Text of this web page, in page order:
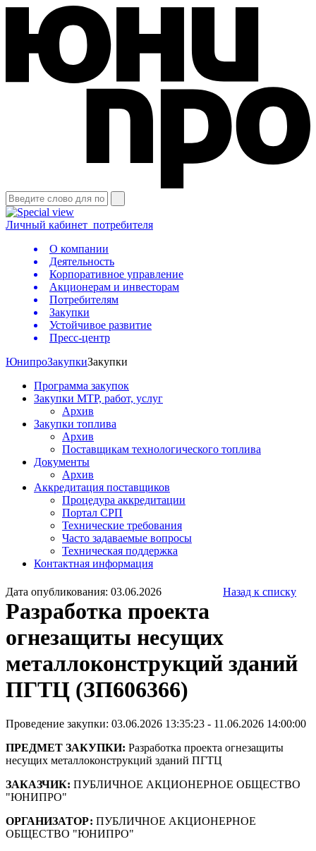
Личный кабинет потребителя
О компании
Деятельность
Корпоративное управление
Акционерам и инвесторам
Потребителям
Закупки
Устойчивое развитие
Пресс-центр
ЮнипроЗакупкиЗакупки
Программа закупок
Закупки МТР, работ, услуг
Архив
Закупки топлива
Архив
Поставщикам технологического топлива
Документы
Архив
Аккредитация поставщиков
Процедура аккредитации
Портал СРП
Технические требования
Часто задаваемые вопросы
Техническая поддержка
Контактная информация
Дата опубликования: 03.06.2026 Назад к списку
Разработка проекта
огнезащиты несущих
металлоконструкций зданий
ПГТЦ (ЗП606366)
Проведение закупки: 03.06.2026 13:35:23 - 11.06.2026 14:00:00
ПРЕДМЕТ ЗАКУПКИ: Разработка проекта огнезащиты
несущих металлоконструкций зданий ПГТЦ
ЗАКАЗЧИК: ПУБЛИЧНОЕ АКЦИОНЕРНОЕ ОБЩЕСТВО
"ЮНИПРО"
ОРГАНИЗАТОР: ПУБЛИЧНОЕ АКЦИОНЕРНОЕ
ОБЩЕСТВО "ЮНИПРО"